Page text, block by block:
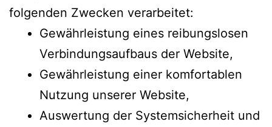
folgenden Zwecken verarbeitet:
Gewährleistung eines reibungslosen
Verbindungsaufbaus der Website,
Gewährleistung einer komfortablen
Nutzung unserer Website,
Auswertung der Systemsicherheit und